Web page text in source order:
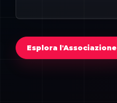
Esplora l'Associazione